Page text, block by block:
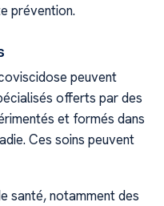
prévention.
peuvent
offerts par des
et formés dans
Ces soins peuvent
santé, notamment des